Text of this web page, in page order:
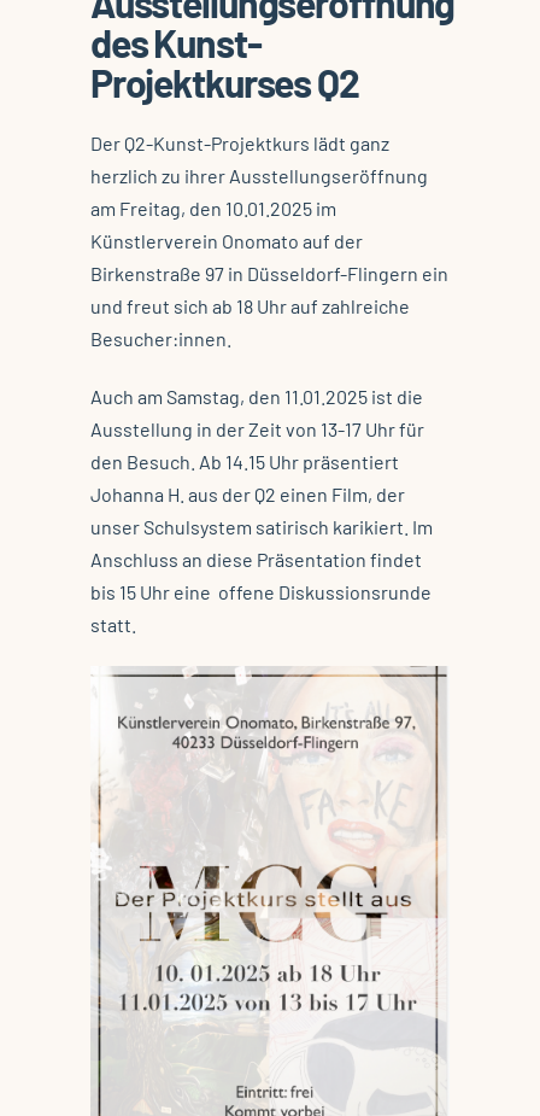
des Kunst-
Projektkurses Q2
Der Q2-Kunst-Projektkurs lädt ganz
herzlich zu ihrer Ausstellungseröffnung
am Freitag, den 10.01.2025 im
Künstlerverein Onomato auf der
Birkenstraße 97 in Düsseldorf-Flingern ein
und freut sich ab 18 Uhr auf zahlreiche
Besucher:innen.
Auch am Samstag, den 11.01.2025 ist die
Ausstellung in der Zeit von 13-17 Uhr für
den Besuch. Ab 14.15 Uhr präsentiert
Johanna H. aus der Q2 einen Film, der
unser Schulsystem satirisch karikiert. Im
Anschluss an diese Präsentation findet
bis 15 Uhr eine offene Diskussionsrunde
statt.